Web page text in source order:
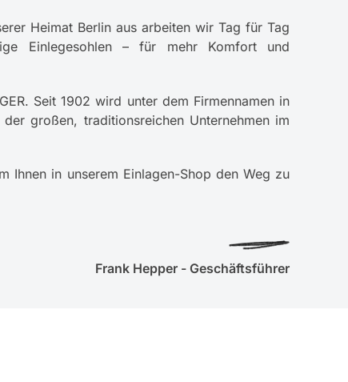
Heimat Berlin aus arbeiten wir Tag für Tag
Einlegesohlen – für mehr Komfort und
Seit 1902 wird unter dem Firmennamen in
großen, traditionsreichen Unternehmen im
Ihnen in unserem Einlagen-Shop den Weg zu
Frank Hepper - Geschäftsführer